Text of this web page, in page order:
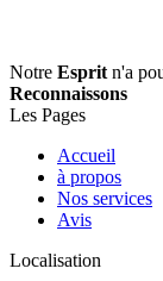
Notre Esprit n'a
Reconnaissons
Les Pages
Accueil
à propos
Nos services
Avis
Localisation